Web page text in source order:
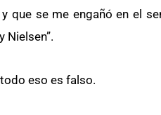
que se me engañó en el
Nielsen”.
eso es falso.